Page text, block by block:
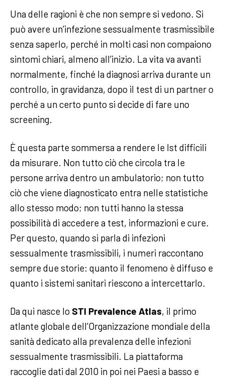
Una delle ragioni è che non sempre si vedono. Si
può avere un’infezione sessualmente trasmissibile
senza saperlo, perché in molti casi non compaiono
sintomi chiari, almeno all’inizio. La vita va avanti
normalmente, finché la diagnosi arriva durante un
controllo, in gravidanza, dopo il test di un partner o
perché a un certo punto si decide di fare uno
screening.
È questa parte sommersa a rendere le Ist difficili
da misurare. Non tutto ciò che circola tra le
persone arriva dentro un ambulatorio; non tutto
ciò che viene diagnosticato entra nelle statistiche
allo stesso modo; non tutti hanno la stessa
possibilità di accedere a test, informazioni e cure.
Per questo, quando si parla di infezioni
sessualmente trasmissibili, i numeri raccontano
sempre due storie: quanto il fenomeno è diffuso e
quanto i sistemi sanitari riescono a intercettarlo.
Da qui nasce lo STI Prevalence Atlas, il primo
atlante globale dell’Organizzazione mondiale della
sanità dedicato alla prevalenza delle infezioni
sessualmente trasmissibili. La piattaforma
raccoglie dati dal 2010 in poi nei Paesi a basso e